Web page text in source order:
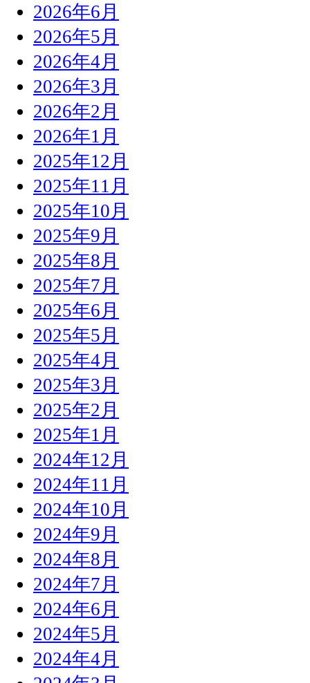
2026年6月
2026年5月
2026年4月
2026年3月
2026年2月
2026年1月
2025年12月
2025年11月
2025年10月
2025年9月
2025年8月
2025年7月
2025年6月
2025年5月
2025年4月
2025年3月
2025年2月
2025年1月
2024年12月
2024年11月
2024年10月
2024年9月
2024年8月
2024年7月
2024年6月
2024年5月
2024年4月